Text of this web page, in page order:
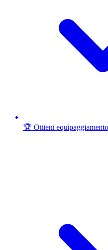
🏆 Ottieni